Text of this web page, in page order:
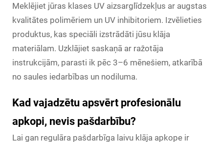
Meklējiet jūras klases UV aizsarglīdzekļus ar augstas
kvalitātes polimēriem un UV inhibitoriem. Izvēlieties
produktus, kas speciāli izstrādāti jūsu klāja
materiālam. Uzklājiet saskaņā ar ražotāja
instrukcijām, parasti ik pēc 3–6 mēnešiem, atkarībā
no saules iedarbības un nodiluma.
Kad vajadzētu apsvērt profesionālu
apkopi, nevis pašdarbību?
Lai gan regulāra pašdarbīga laivu klāja apkope ir